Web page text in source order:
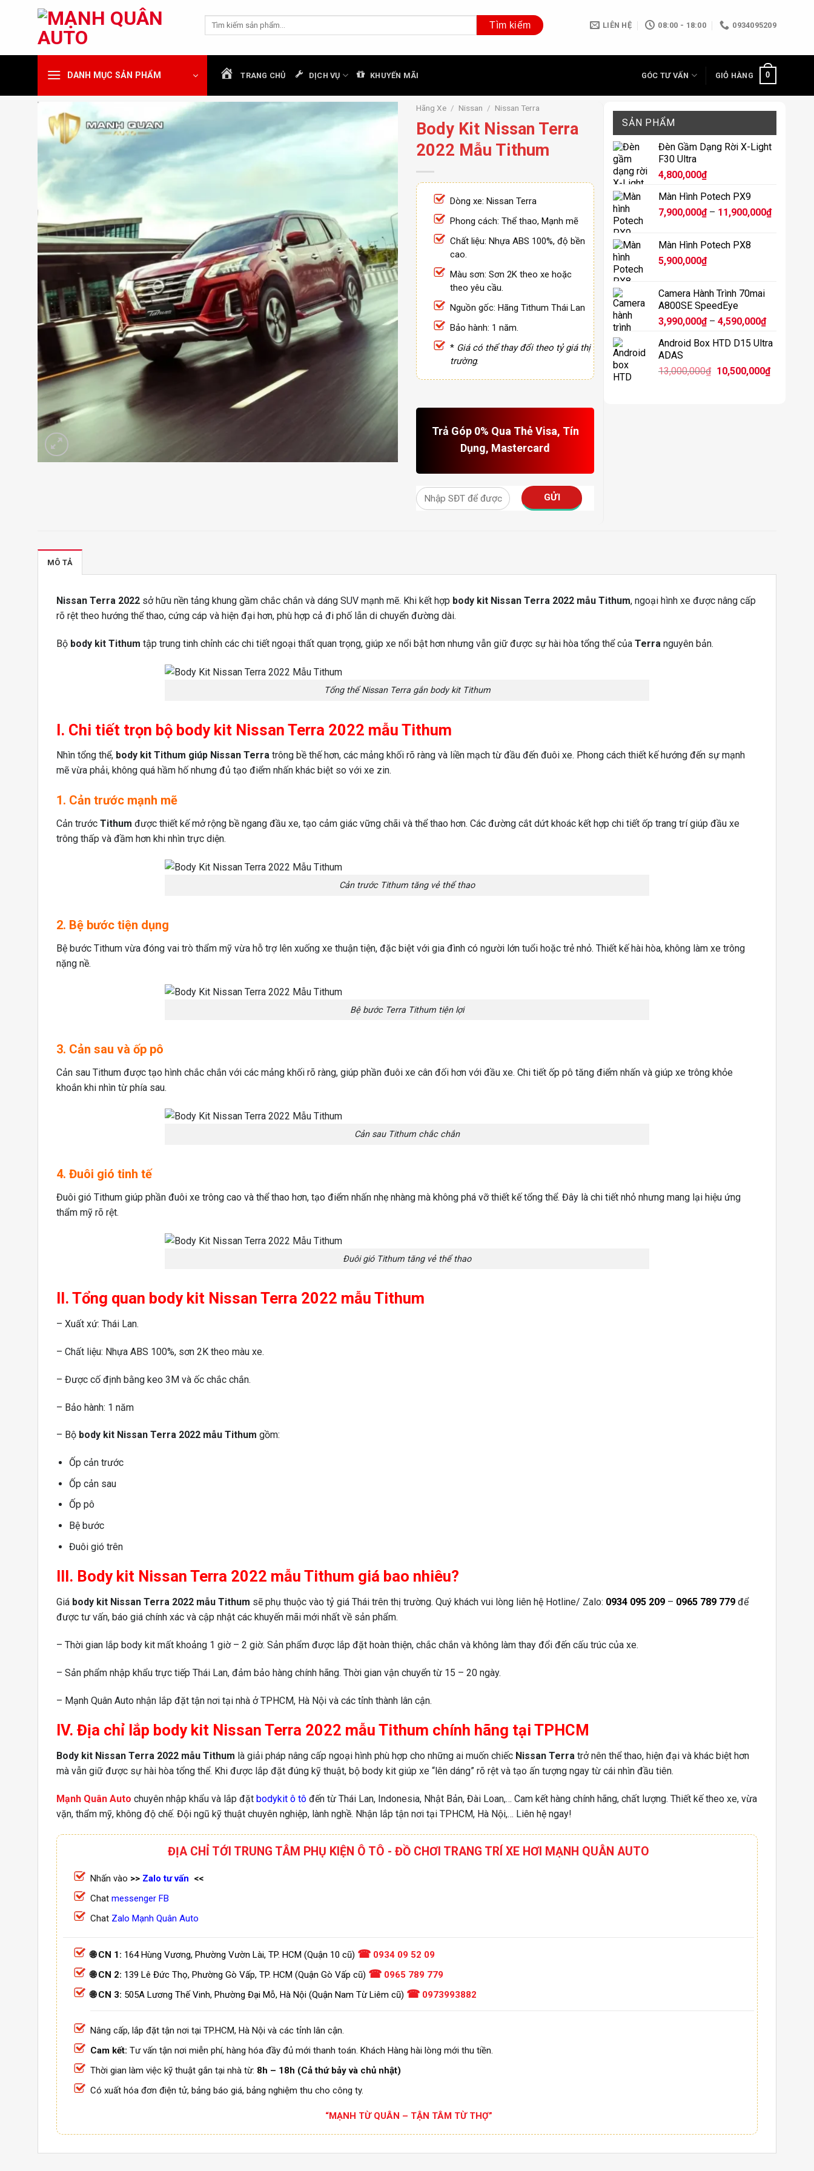
dung
Tìm
LIÊN HỆ 08:00 - 18:00 0934095209
DANH MỤC SẢN PHẨM TRANG CHỦ DỊCH VỤ KHUYẾN MÃI GÓC TƯ VẤN GIỎ HÀNG 0
Hãng Xe / Nissan / Nissan Terra
Body Kit Nissan Terra
2022 Mẫu Tithum
Dòng xe: Nissan Terra
Phong cách: Thể thao, Mạnh mẽ
Chất liệu: Nhựa ABS 100%, độ bền
cao.
Màu sơn: Sơn 2K theo xe hoặc
theo yêu cầu.
Nguồn gốc: Hãng Tithum Thái Lan
Bảo hành: 1 năm.
* Giá có thể thay đổi theo tỷ giá thị
trường.
Trả Góp 0% Qua Thẻ Visa, Tín
Dụng, Mastercard
SẢN PHẨM
Đèn Gầm Dạng Rời X-Light
F30 Ultra
4,800,000₫
Màn Hình Potech PX9
7,900,000₫ – 11,900,000₫Khoảng
Màn Hình Potech PX8
5,900,000₫
Camera Hành Trình 70mai
A800SE SpeedEye
3,990,000₫ – 4,590,000₫Khoảng
từ
đến
Android Box HTD D15 Ultra
ADAS
13,000,000₫ Giá
10,500,000₫Giá
MÔ TẢ
Nissan Terra 2022 sở hữu nền tảng khung gầm chắc chắn và dáng SUV mạnh mẽ. Khi kết hợp body kit Nissan Terra 2022 mẫu Tithum, ngoại hình xe được nâng cấp
rõ rệt theo hướng thể thao, cứng cáp và hiện đại hơn, phù hợp cả đi phố lẫn di chuyển đường dài.
Bộ body kit Tithum tập trung tinh chỉnh các chi tiết ngoại thất quan trọng, giúp xe nổi bật hơn nhưng vẫn giữ được sự hài hòa tổng thể của Terra nguyên bản.
Tổng thể Nissan Terra gắn body kit Tithum
I. Chi tiết trọn bộ body kit Nissan Terra 2022 mẫu Tithum
Nhìn tổng thể, body kit Tithum giúp Nissan Terra trông bề thế hơn, các mảng khối rõ ràng và liền mạch từ đầu đến đuôi xe. Phong cách thiết kế hướng đến sự mạnh
mẽ vừa phải, không quá hầm hố nhưng đủ tạo điểm nhấn khác biệt so với xe zin.
1. Cản trước mạnh mẽ
Cản trước Tithum được thiết kế mở rộng bề ngang đầu xe, tạo cảm giác vững chãi và thể thao hơn. Các đường cắt dứt khoác kết hợp chi tiết ốp trang trí giúp đầu xe
trông thấp và đầm hơn khi nhìn trực diện.
Cản trước Tithum tăng vẻ thể thao
2. Bệ bước tiện dụng
Bệ bước Tithum vừa đóng vai trò thẩm mỹ vừa hỗ trợ lên xuống xe thuận tiện, đặc biệt với gia đình có người lớn tuổi hoặc trẻ nhỏ. Thiết kế hài hòa, không làm xe trông
nặng nề.
Bệ bước Terra Tithum tiện lợi
3. Cản sau và ốp pô
Cản sau Tithum được tạo hình chắc chắn với các mảng khối rõ ràng, giúp phần đuôi xe cân đối hơn với đầu xe. Chi tiết ốp pô tăng điểm nhấn và giúp xe trông khỏe
khoắn khi nhìn từ phía sau.
Cản sau Tithum chắc chắn
4. Đuôi gió tinh tế
Đuôi gió Tithum giúp phần đuôi xe trông cao và thể thao hơn, tạo điểm nhấn nhẹ nhàng mà không phá vỡ thiết kế tổng thể. Đây là chi tiết nhỏ nhưng mang lại hiệu ứng
thẩm mỹ rõ rệt.
Đuôi gió Tithum tăng vẻ thể thao
II. Tổng quan body kit Nissan Terra 2022 mẫu Tithum
– Xuất xứ: Thái Lan.
– Chất liệu: Nhựa ABS 100%, sơn 2K theo màu xe.
– Được cố định bằng keo 3M và ốc chắc chắn.
– Bảo hành: 1 năm
– Bộ body kit Nissan Terra 2022 mẫu Tithum gồm:
Ốp cản trước
Ốp cản sau
Ốp pô
Bệ bước
Đuôi gió trên
III. Body kit Nissan Terra 2022 mẫu Tithum giá bao nhiêu?
Giá body kit Nissan Terra 2022 mẫu Tithum sẽ phụ thuộc vào tỷ giá Thái trên thị trường. Quý khách vui lòng liên hệ Hotline/ Zalo: 0934 095 209 – 0965 789 779 để
được tư vấn, báo giá chính xác và cập nhật các khuyến mãi mới nhất về sản phẩm.
– Thời gian lắp body kit mất khoảng 1 giờ – 2 giờ. Sản phẩm được lắp đặt hoàn thiện, chắc chắn và không làm thay đổi đến cấu trúc của xe.
– Sản phẩm nhập khẩu trực tiếp Thái Lan, đảm bảo hàng chính hãng. Thời gian vận chuyển từ 15 – 20 ngày.
– Mạnh Quân Auto nhận lắp đặt tận nơi tại nhà ở TPHCM, Hà Nội và các tỉnh thành lân cận.
IV. Địa chỉ lắp body kit Nissan Terra 2022 mẫu Tithum chính hãng tại TPHCM
Body kit Nissan Terra 2022 mẫu Tithum là giải pháp nâng cấp ngoại hình phù hợp cho những ai muốn chiếc Nissan Terra trở nên thể thao, hiện đại và khác biệt hơn
mà vẫn giữ được sự hài hòa tổng thể. Khi được lắp đặt đúng kỹ thuật, bộ body kit giúp xe “lên dáng” rõ rệt và tạo ấn tượng ngay từ cái nhìn đầu tiên.
Mạnh Quân Auto chuyên nhập khẩu và lắp đặt bodykit ô tô đến từ Thái Lan, Indonesia, Nhật Bản, Đài Loan,… Cam kết hàng chính hãng, chất lượng. Thiết kế theo xe, vừa
vặn, thẩm mỹ, không độ chế. Đội ngũ kỹ thuật chuyên nghiệp, lành nghề. Nhận lắp tận nơi tại TPHCM, Hà Nội,… Liên hệ ngay!
ĐỊA CHỈ TỚI TRUNG TÂM PHỤ KIỆN Ô TÔ - ĐỒ CHƠI TRANG TRÍ XE HƠI MẠNH QUÂN AUTO
Nhấn vào >> Zalo tư vấn <<
Chat messenger FB
Chat Zalo Mạnh Quân Auto
🌐 CN 1: 164 Hùng Vương, Phường Vườn Lài, TP. HCM (Quận 10 cũ) ☎ 0934 09 52 09
🌐 CN 2: 139 Lê Đức Thọ, Phường Gò Vấp, TP. HCM (Quận Gò Vấp cũ) ☎ 0965 789 779
🌐 CN 3: 505A Lương Thế Vinh, Phường Đại Mỗ, Hà Nội (Quận Nam Từ Liêm cũ) ☎ 0973993882
Nâng cấp, lắp đặt tận nơi tại TP.HCM, Hà Nội và các tỉnh lân cận.
Cam kết: Tư vấn tận nơi miễn phí, hàng hóa đầy đủ mới thanh toán. Khách Hàng hài lòng mới thu tiền.
Thời gian làm việc kỹ thuật gắn tại nhà từ: 8h – 18h (Cả thứ bảy và chủ nhật)
Có xuất hóa đơn điện tử, bảng báo giá, bảng nghiệm thu cho công ty.
“MẠNH TỪ QUÂN – TẬN TÂM TỪ THỢ”